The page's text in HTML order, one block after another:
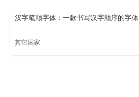
汉字笔顺字体：一款书写汉字顺序的字体
其它国家